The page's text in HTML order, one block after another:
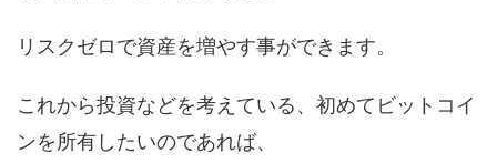
リスクゼロで資産を増やす事ができます。
これから投資などを考えている、初めてビットコイ
ンを所有したいのであれば、